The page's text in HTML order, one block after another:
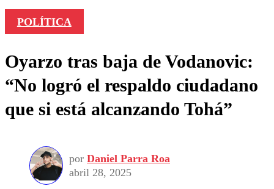
POLÍTICA
Oyarzo tras baja de Vodanovic:
“No logró el respaldo ciudadano
que si está alcanzando Tohá”
por Daniel Parra Roa
abril 28, 2025